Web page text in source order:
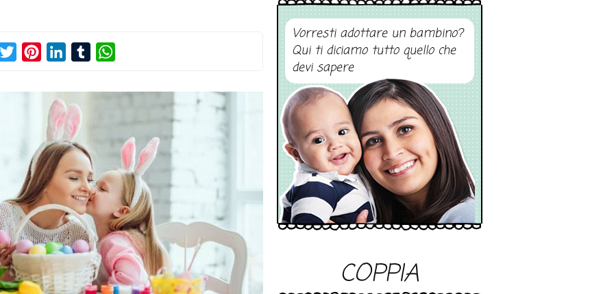
TwitterPinterestLinkedInTumblr
Vorresti adottare un bambino?
Qui ti diciamo tutto quello che
devi sapere
COPPIA